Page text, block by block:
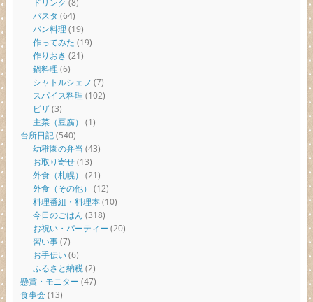
ドリンク (8)
パスタ (64)
パン料理 (19)
作ってみた (19)
作りおき (21)
鍋料理 (6)
シャトルシェフ (7)
スパイス料理 (102)
ピザ(3)
主菜（豆腐） (1)
台所日記(540)
幼稚園の弁当 (43)
お取り寄せ(13)
外食（札幌） (21)
外食（その他） (12)
料理番組・料理本(10)
今日のごはん (318)
お祝い・パーティー (20)
習い事(7)
お手伝い(6)
ふるさと納税(2)
懸賞・モニター (47)
食事会(13)